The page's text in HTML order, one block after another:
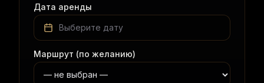
Дата аренды
Выберите дату
Маршрут (по желанию)